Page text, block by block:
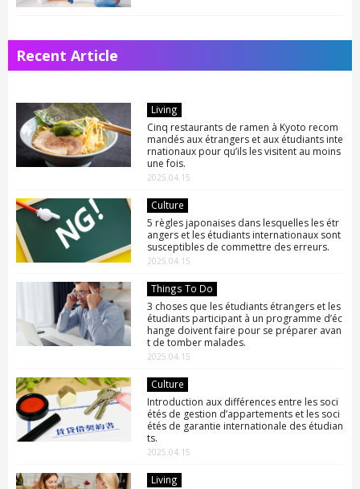
Recent Article
Living
Cinq restaurants de ramen à Kyoto recom
mandés aux étrangers et aux étudiants inte
rnationaux pour qu’ils les visitent au moins
une fois.
2025.04.15
Culture
5 règles japonaises dans lesquelles les étr
angers et les étudiants internationaux sont
susceptibles de commettre des erreurs.
2025.04.15
Things To Do
3 choses que les étudiants étrangers et les
étudiants participant à un programme d’éc
hange doivent faire pour se préparer avan
t de tomber malades.
2025.04.15
Culture
Introduction aux différences entre les soci
étés de gestion d’appartements et les soci
étés de garantie internationale des étudian
ts.
2025.04.15
Living